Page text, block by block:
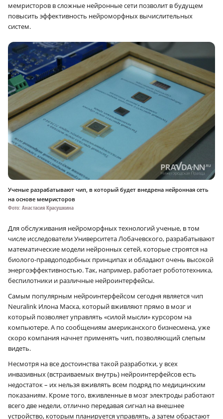
мемристоров в сложные нейронные сети позволит в будущем
повысить эффективность нейроморфных вычислительных
систем.
Ученые разрабатывают чип, в который будет внедрена нейронная сеть
на основе мемристоров
Фото: Анастасия Красушкина
Для обслуживания нейроморфных технологий ученые, в том
числе исследователи Университета Лобачевского, разрабатывают
математические модели нейронных сетей, которые строятся на
биолого-правдоподобных принципах и обладают очень высокой
энергоэффективностью. Так, например, работает робототехника,
беспилотники и различные нейроинтерфейсы.
Самым популярным нейроинтерфейсом сегодня является чип
Neuralink Илона Маска, который вживляют прямо в мозг и
который позволяет управлять «силой мысли» курсором на
компьютере. А по сообщениям американского бизнесмена, уже
скоро компания начнет применять чип, позволяющий слепым
видеть.
Несмотря на все достоинства такой разработки, у всех
инвазивных (встраиваемых внутрь) нейроинтерфейсов есть
недостаток – их нельзя вживлять всем подряд по медицинским
показаниям. Кроме того, вживленные в мозг электроды работают
всего две недели, отлично передавая сигнал на внешнее
устройство, которым планируется управлять, а затем обрастают